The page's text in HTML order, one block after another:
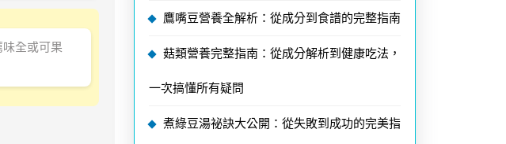
全或可果
鷹嘴豆營養全解析：從成分到食譜的完整指南
菇類營養完整指南：從成分解析到健康吃法，
一次搞懂所有疑問
煮綠豆湯祕訣大公開：從失敗到成功的完美指